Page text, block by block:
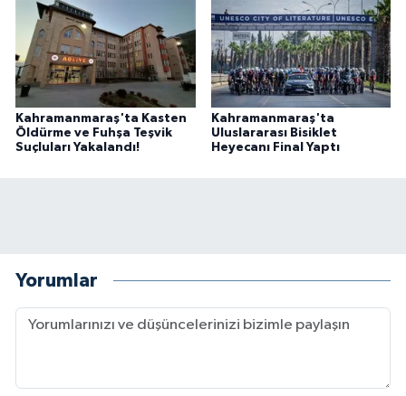
Kahramanmaraş'ta Kasten
Öldürme ve Fuhşa Teşvik
Suçluları Yakalandı!
Kahramanmaraş'ta
Uluslararası Bisiklet
Heyecanı Final Yaptı
Yorumlar